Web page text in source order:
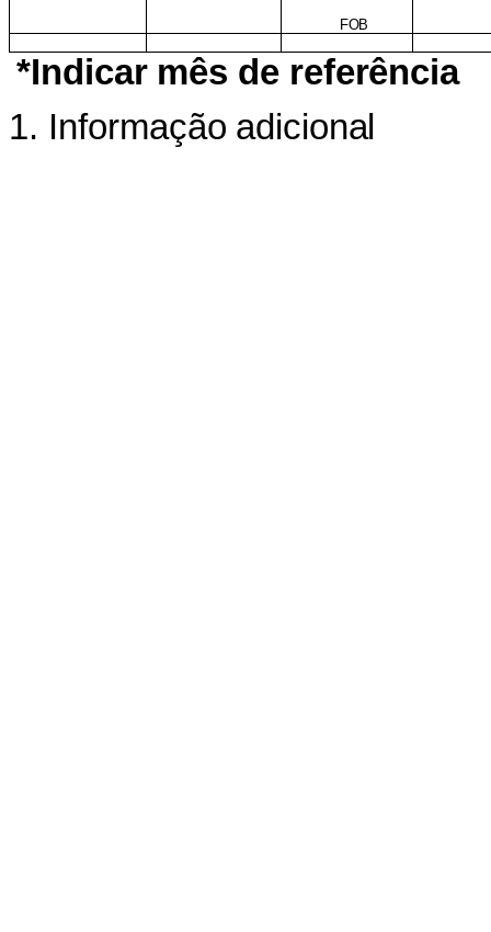
FOB
*Indicar mês de referência
1. Informação adicional